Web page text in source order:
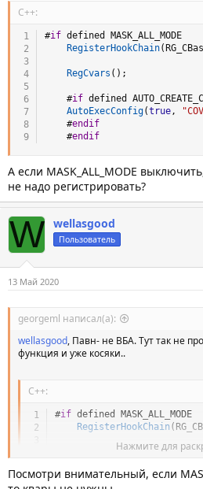
C++:
#if defined MASK_ALL_MODE
RegisterHookChain(
RegCvars ( ) ;
#if defined
AutoExecConfig(true,
#endif
#endif
А если MASK_ALL_MODE
не надо регистрировать?
W wellasgood
Пользователь
13 Май 2020
georgeml написал(а):
wellasgood, Павн- не ВБА. Тут так не
функция и уже косяки..
C++:
#if defined MASK_ALL_MODE
RegisterHookChain (
RegCvars ();
#if defined
Нажмите для
Посмотри внимательный, если